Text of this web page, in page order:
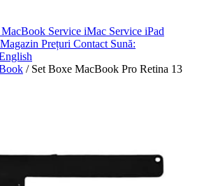
MacBook Service iMac Service iPad
Magazin Prețuri Contact Sună:
/ Set Boxe MacBook Pro Retina 13